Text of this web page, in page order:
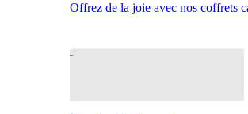
Offrez de la joie avec nos coffrets